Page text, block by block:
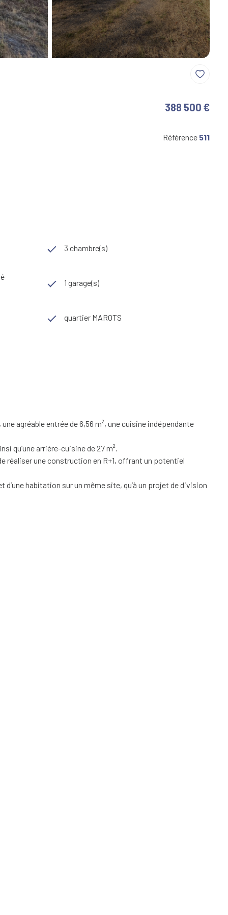
388 500 €
Référence 511
3 chambre(s)
1 garage(s)
quartier MAROTS
agréable entrée de 6,56 m², une cuisine indépendante
qu’une arrière-cuisine de 27 m².
réaliser une construction en R+1, offrant un potentiel
habitation sur un même site, qu’à un projet de division